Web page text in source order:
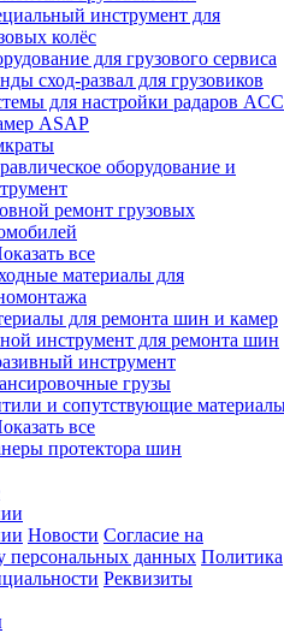
инструмент для
колёс
для грузового сервиса
сход-развал для грузовиков
для настройки радаров ACC
ASAP
оборудование и
ремонт грузовых
все
материалы для
для ремонта шин и камер
инструмент для ремонта шин
инструмент
грузы
и сопутствующие
все
протектора шин
Новости Согласие на
персональных данных Политика
Реквизиты